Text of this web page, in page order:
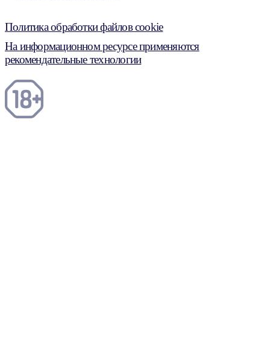
Политика обработки файлов cookie
На информационном ресурсе применяются
рекомендательные технологии